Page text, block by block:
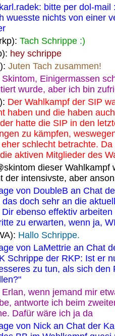
bitte per dol-
wuesste nichts von einer
Tach Schrippe :)
hey schrippe
Juten Tach zusammen!
Skintom, Einigermassen
wurde, aber ich bin
Der Wahlkampf der SIP
haben und die haben
hatte die SIP in den
zu kämpfen,
schlecht betrachte.
aktiven Mitglieder des
dieser Wahlkampf
der intensivste, aber
von DoubleB an Chat
doch sehr an die
ebenso effektiv
zu erwarten, wenn ja,
Hallo Schrippe.
von LaMettrie an Chat
Schrippe der RKP: Ist er
zu tun, als sich den
Erlan, wenn jemand mir
antworte ich beim
Dafür wäre ich ja da
von Nick an Chat der